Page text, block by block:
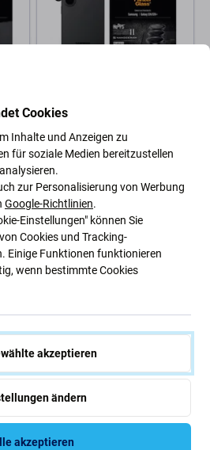
Hoops Ceramic II
Kameraobjektivschutz für
Samsung S26/S26+, Schwarz,
PanzerGlass
24,34 €
Außenlager
SBS
Case für Samsung Galaxy S26,
schwarz
Cookies
Inhalte und Anzeigen zu
für soziale Medien bereitzustellen
zur Personalisierung von Werbung
Google-Richtlinien.
Einstellungen" können Sie
Cookies und Tracking-
Einige Funktionen funktionieren
wenn bestimmte Cookies
akzeptieren
ändern
akzeptieren